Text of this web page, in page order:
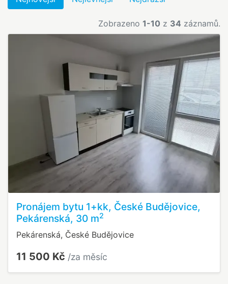
Zobrazeno 1-10 z 34 záznamů.
Pronájem bytu 1+kk, České Budějovice,
Pekárenská, 30 m2
Pekárenská, České Budějovice
11 500 Kč /za měsíc